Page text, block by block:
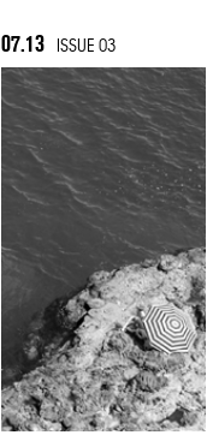
07.13 ISSUE 03